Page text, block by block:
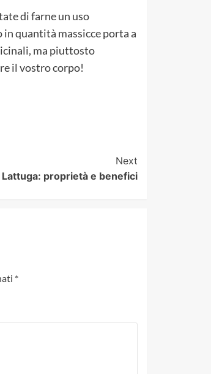
di farne un uso
quantità massicce porta a
ma piuttosto
il vostro corpo!
Next
Lattuga: proprietà e benefici
*